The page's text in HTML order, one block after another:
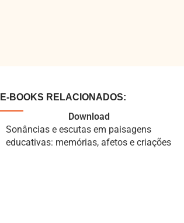
E-BOOKS RELACIONADOS:
Download
Sonâncias e escutas em paisagens
educativas: memórias, afetos e criações